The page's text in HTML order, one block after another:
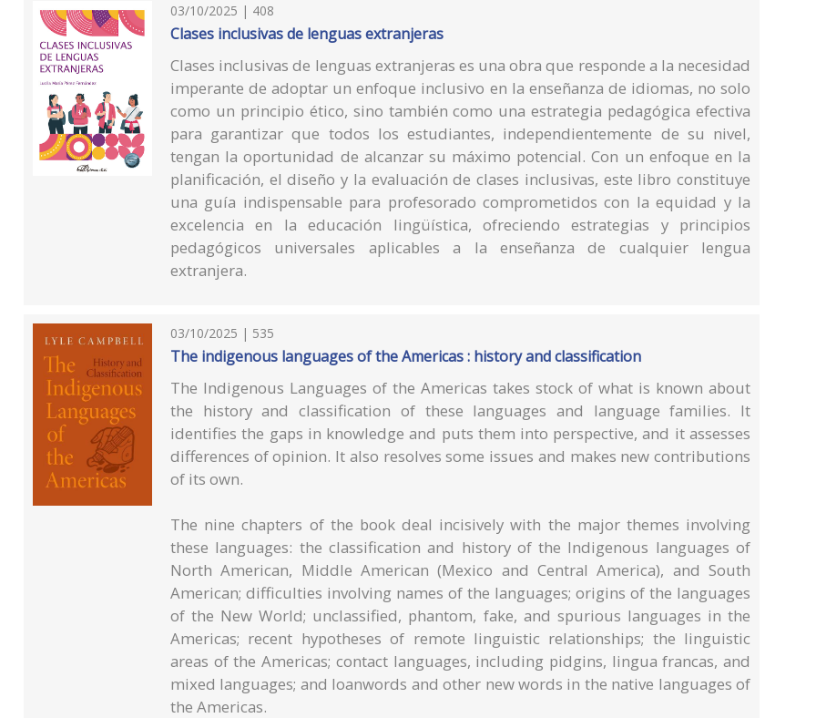
03/10/2025 | 408
Clases inclusivas de lenguas extranjeras
Clases inclusivas de lenguas extranjeras es una obra que responde a la necesidad
imperante de adoptar un enfoque inclusivo en la enseñanza de idiomas, no solo
como un principio ético, sino también como una estrategia pedagógica efectiva
para garantizar que todos los estudiantes, independientemente de su nivel,
tengan la oportunidad de alcanzar su máximo potencial. Con un enfoque en la
planificación, el diseño y la evaluación de clases inclusivas, este libro constituye
una guía indispensable para profesorado comprometidos con la equidad y la
excelencia en la educación lingüística, ofreciendo estrategias y principios
pedagógicos universales aplicables a la enseñanza de cualquier lengua
extranjera.
03/10/2025 | 535
The indigenous languages of the Americas : history and classification
The Indigenous Languages of the Americas takes stock of what is known about
the history and classification of these languages and language families. It
identifies the gaps in knowledge and puts them into perspective, and it assesses
differences of opinion. It also resolves some issues and makes new contributions
of its own.
The nine chapters of the book deal incisively with the major themes involving
these languages: the classification and history of the Indigenous languages of
North American, Middle American (Mexico and Central America), and South
American; difficulties involving names of the languages; origins of the languages
of the New World; unclassified, phantom, fake, and spurious languages in the
Americas; recent hypotheses of remote linguistic relationships; the linguistic
areas of the Americas; contact languages, including pidgins, lingua francas, and
mixed languages; and loanwords and other new words in the native languages of
the Americas.